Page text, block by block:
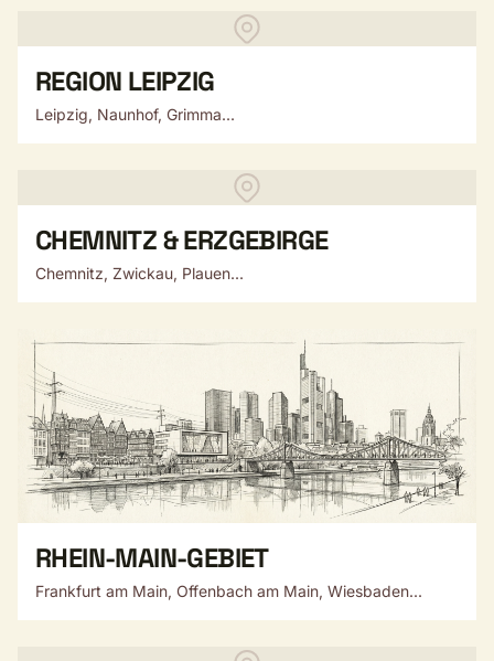
REGION LEIPZIG
Leipzig, Naunhof, Grimma...
CHEMNITZ & ERZGEBIRGE
Chemnitz, Zwickau, Plauen...
RHEIN-MAIN-GEBIET
Frankfurt am Main, Offenbach am Main, Wiesbaden...